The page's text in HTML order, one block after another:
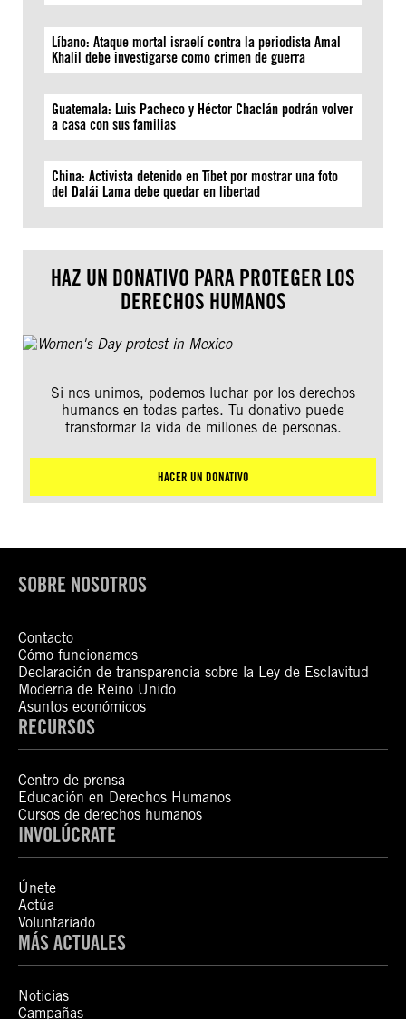
Líbano: Ataque mortal israelí contra la periodista Amal
Khalil debe investigarse como crimen de guerra
Guatemala: Luis Pacheco y Héctor Chaclán podrán volver
a casa con sus familias
China: Activista detenido en Tíbet por mostrar una foto
del Dalái Lama debe quedar en libertad
HAZ UN DONATIVO PARA PROTEGER LOS
DERECHOS HUMANOS
Si nos unimos, podemos luchar por los derechos
humanos en todas partes. Tu donativo puede
transformar la vida de millones de personas.
HACER UN DONATIVO
SOBRE NOSOTROS
Contacto
Cómo funcionamos
Declaración de transparencia sobre la Ley de Esclavitud
Moderna de Reino Unido
Asuntos económicos
RECURSOS
Centro de prensa
Educación en Derechos Humanos
Cursos de derechos humanos
INVOLÚCRATE
Únete
Actúa
Voluntariado
MÁS ACTUALES
Noticias
Campañas